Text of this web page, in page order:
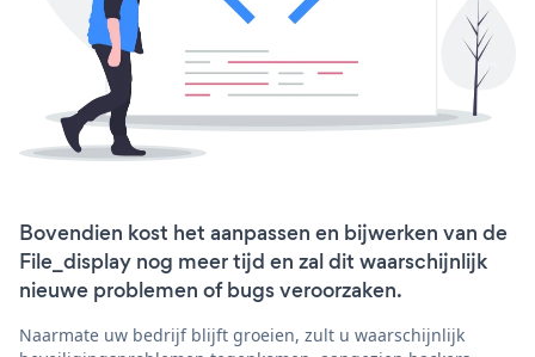
Bovendien kost het aanpassen en bijwerken van de
File_display nog meer tijd en zal dit waarschijnlijk
nieuwe problemen of bugs veroorzaken.
Naarmate uw bedrijf blijft groeien, zult u waarschijnlijk